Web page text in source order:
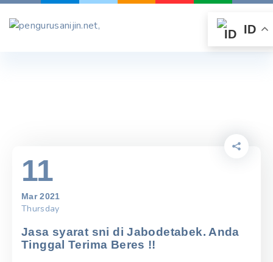
Skip
11
Mar 2021
Thursday
Jasa syarat sni di Jabodetabek. Anda
Tinggal Terima Beres !!
ID